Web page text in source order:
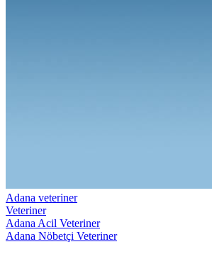
Adana veteriner
Veteriner
Adana Acil Veteriner
Adana Nöbetçi Veteriner